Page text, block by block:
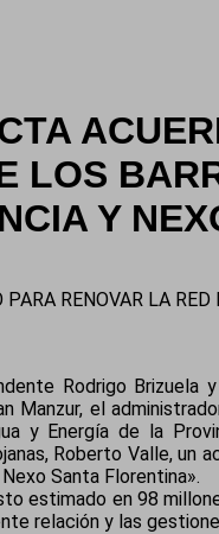
LOS
Y
RENOVAR LA
Rodrigo Brizuela
Manzur, el
y Energía de la
Roberto Valle, un
Santa Florentina».
estimado en 98
relación y las